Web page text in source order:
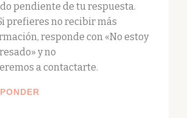
pendiente de tu respuesta.
prefieres no recibir más
responde con «No estoy
y no
a contactarte.